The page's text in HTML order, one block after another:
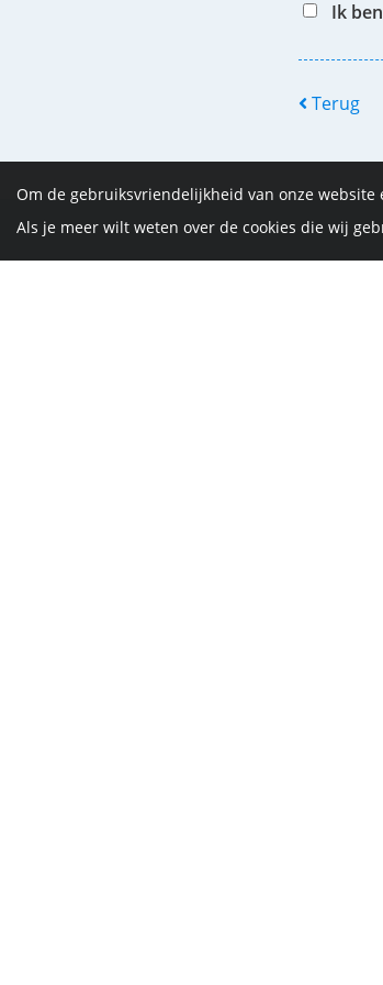
Ik
Terug
Om de gebruiksvriendelijkheid van onze
Als je meer wilt weten over de cookies die wij